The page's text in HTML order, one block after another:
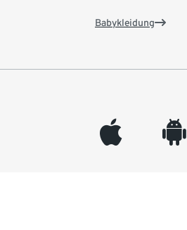
Babykleidung
appleinc android